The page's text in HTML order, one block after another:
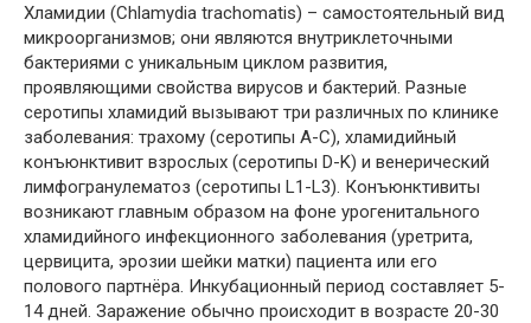
Хламидии (Chlamydia trachomatis) – самостоятельный вид
микроорганизмов; они являются внутриклеточными
бактериями с уникальным циклом развития,
проявляющими свойства вирусов и бактерий. Разные
серотипы хламидий вызывают три различных по клинике
заболевания: трахому (серотипы А-С), хламидийный
конъюнктивит взрослых (серотипы D-K) и венерический
лимфогранулематоз (серотипы L1-L3). Конъюнктивиты
возникают главным образом на фоне урогенитального
хламидийного инфекционного заболевания (уретрита,
цервицита, эрозии шейки матки) пациента или его
полового партнёра. Инкубационный период составляет 5-
14 дней. Заражение обычно происходит в возрасте 20-30